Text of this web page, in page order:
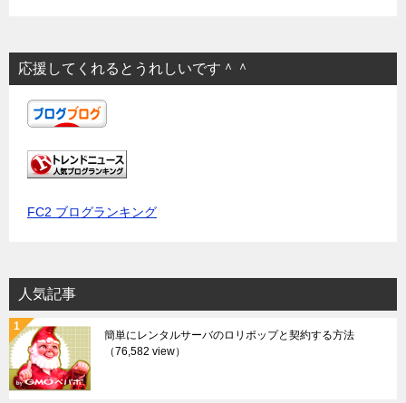
応援してくれるとうれしいです＾＾
FC2 ブログランキング
人気記事
簡単にレンタルサーバのロリポップと契約する方法
（76,582 view）